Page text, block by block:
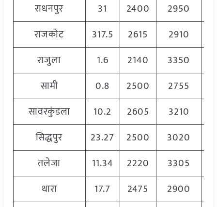
राधनपुर
31 2400 2950
राजकोट
317.5 2615 2910
राजुला
1.6 2140 3350
सामी
0.8 2500 2755
सावरकुंडला
10.2 2605 3210
सिद्धपुर
23.27 2500 3020
तलेजा
11.34 2220 3305
थारा
17.7 2475 2900